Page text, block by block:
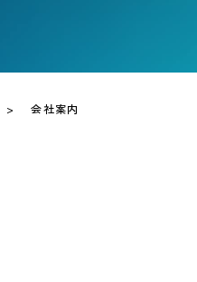
会社案内